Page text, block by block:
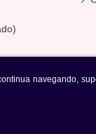
navegando,